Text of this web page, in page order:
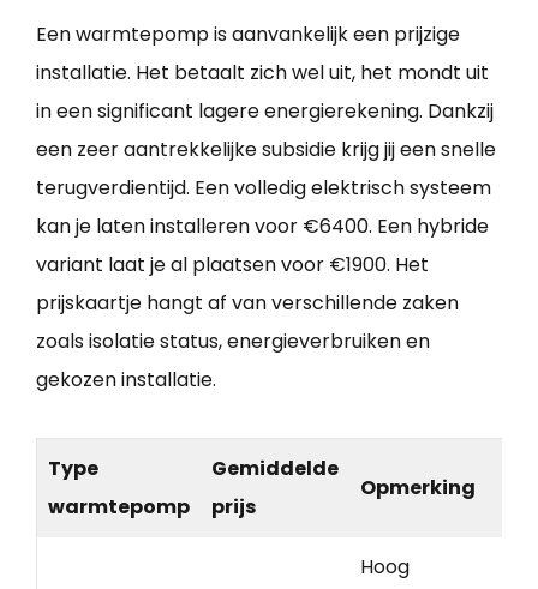
Een warmtepomp is aanvankelijk een prijzige
installatie. Het betaalt zich wel uit, het mondt uit
in een significant lagere energierekening. Dankzij
een zeer aantrekkelijke subsidie krijg jij een snelle
terugverdientijd. Een volledig elektrisch systeem
kan je laten installeren voor €6400. Een hybride
variant laat je al plaatsen voor €1900. Het
prijskaartje hangt af van verschillende zaken
zoals isolatie status, energieverbruiken en
gekozen installatie.
Type
warmtepomp
Gemiddelde
prijs
Opmerking
Hoog